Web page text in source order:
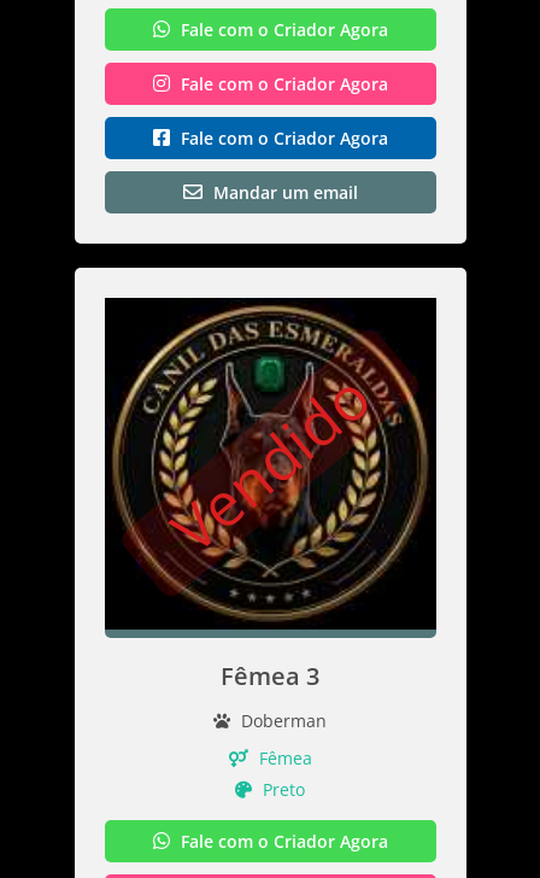
Fale com o Criador Agora
Fale com o Criador Agora
Fale com o Criador Agora
Mandar um email
Vendido
Fêmea 3
Doberman
Fêmea
Preto
Fale com o Criador Agora